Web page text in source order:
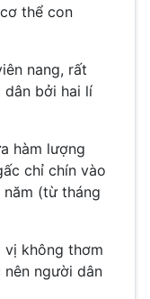
thể con
nang, rất
dân bởi hai lí
hàm lượng
chỉ chín vào
(từ tháng
không thơm
nên người dân